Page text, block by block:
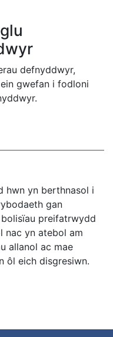
defnyddwyr,
gwefan i fodloni
hwn yn berthnasol i
gan
preifatrwydd
nac yn atebol am
allanol ac mae
ôl eich disgresiwn.